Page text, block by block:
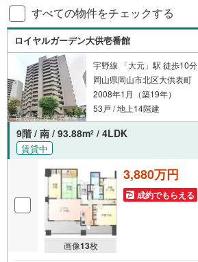
すべての物件をチェックする
ロイヤルガーデン大供壱番館
宇野線 「大元」駅 徒歩10分
岡山県岡山市北区大供表町
2008年1月（築19年）
53戸 / 地上14階建
9階 / 南 / 93.88m2 / 4LDK
賃貸中
画像13枚
3,880万円
成約でもらえる